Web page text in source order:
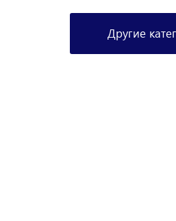
Другие